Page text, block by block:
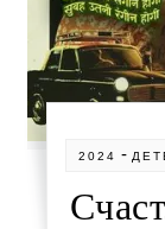
2024 -